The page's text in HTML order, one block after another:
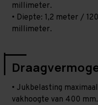
millimeter.
• Diepte: 1,2 meter /
millimeter.
• Jukbelasting
vakhoogte van 400 mm.